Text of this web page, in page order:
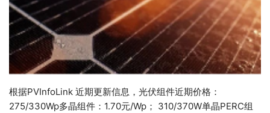
根据PVInfoLink 近期更新信息，光伏组件近期价格：
275/330Wp多晶组件：1.70元/Wp； 310/370W单晶PERC组